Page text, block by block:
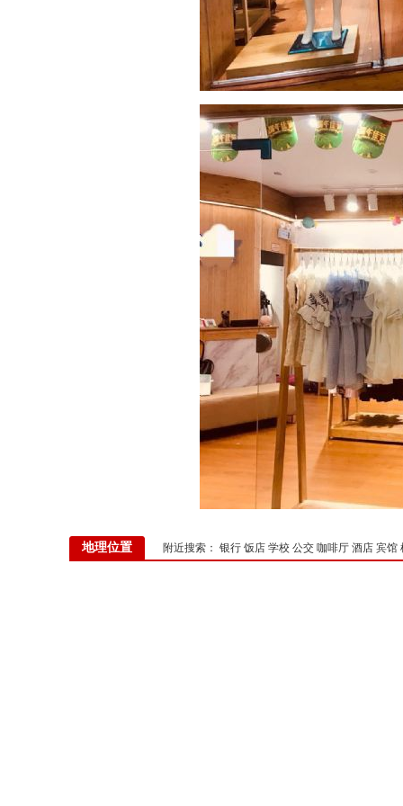
地理位置 附近搜索： 银行 饭店 学校 公交 咖啡厅 酒店 宾馆